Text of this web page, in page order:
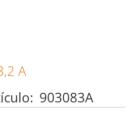
A
903083A